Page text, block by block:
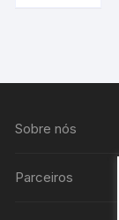
Sobre nós
Parceiros